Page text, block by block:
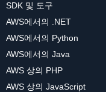
SDK 및 도구
AWS에서의 .NET
AWS에서의 Python
AWS에서의 Java
AWS 상의 PHP
AWS 상의 JavaScript